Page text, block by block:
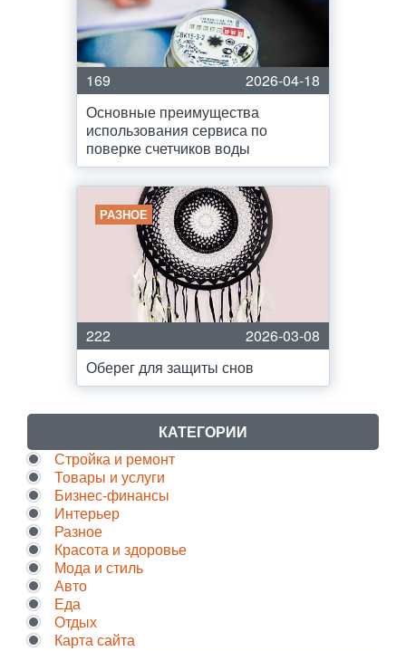
169
2026-04-18
Основные преимущества
использования сервиса по
поверке счетчиков воды
РАЗНОЕ
222
2026-03-08
Оберег для защиты снов
КАТЕГОРИИ
Стройка и ремонт
Товары и услуги
Бизнес-финансы
Интерьер
Разное
Красота и здоровье
Мода и стиль
Авто
Еда
Отдых
Карта сайта